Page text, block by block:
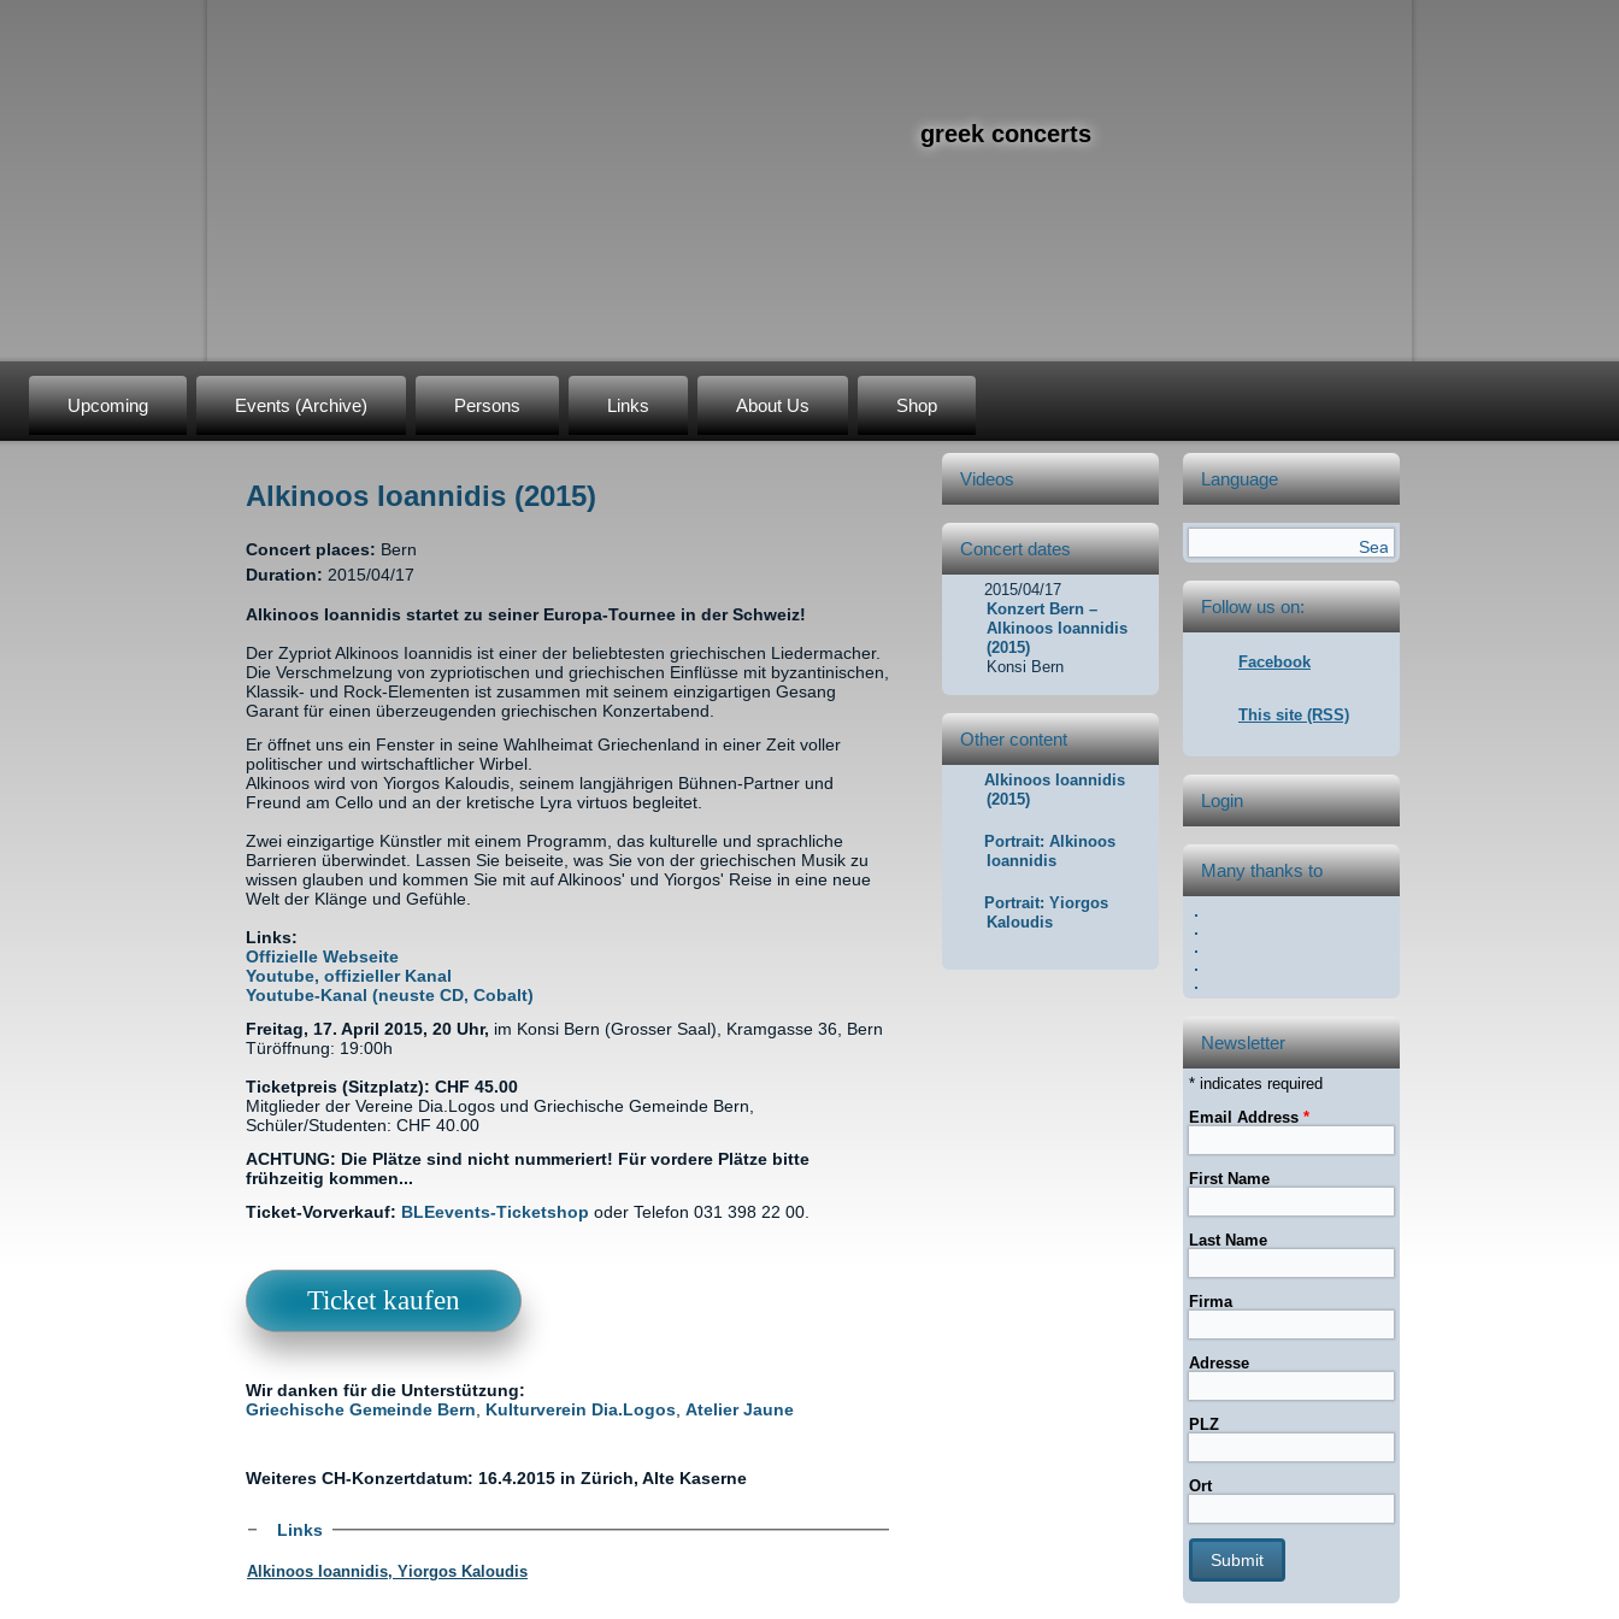
greek concerts
Upcoming Events (Archive) Persons Links About Us Shop
You are here
Alkinoos Ioannidis (2015)
Concert places: Bern
Duration: 2015/04/17
Alkinoos Ioannidis startet zu seiner Europa-Tournee in der Schweiz!
Der Zypriot Alkinoos Ioannidis ist einer der beliebtesten griechischen Liedermacher.
Die Verschmelzung von zypriotischen und griechischen Einflüsse mit byzantinischen,
Klassik- und Rock-Elementen ist zusammen mit seinem einzigartigen Gesang
Garant für einen überzeugenden griechischen Konzertabend.
Er öffnet uns ein Fenster in seine Wahlheimat Griechenland in einer Zeit voller
politischer und wirtschaftlicher Wirbel.
Alkinoos wird von Yiorgos Kaloudis, seinem langjährigen Bühnen-Partner und
Freund am Cello und an der kretische Lyra virtuos begleitet.
Zwei einzigartige Künstler mit einem Programm, das kulturelle und sprachliche
Barrieren überwindet. Lassen Sie beiseite, was Sie von der griechischen Musik zu
wissen glauben und kommen Sie mit auf Alkinoos' und Yiorgos' Reise in eine neue
Welt der Klänge und Gefühle.
Links:
Offizielle Webseite
Youtube, offizieller Kanal
Youtube-Kanal (neuste CD, Cobalt)
Freitag, 17. April 2015, 20 Uhr, im Konsi Bern (Grosser Saal), Kramgasse 36, Bern
Türöffnung: 19:00h
Ticketpreis (Sitzplatz): CHF 45.00
Mitglieder der Vereine Dia.Logos und Griechische Gemeinde Bern,
Schüler/Studenten: CHF 40.00
ACHTUNG: Die Plätze sind nicht nummeriert! Für vordere Plätze bitte
frühzeitig kommen...
Ticket-Vorverkauf: BLEevents-Ticketshop oder Telefon 031 398 22 00.
Wir danken für die Unterstützung:
Griechische Gemeinde Bern
Kulturverein Dia.Logos Atelier Jaune
Weiteres CH-Konzertdatum: 16.4.2015 in Zürich, Alte Kaserne
Show
Links
Alkinoos Ioannidis Yiorgos Kaloudis
Videos
Concert dates
2015/04/17
Konzert Bern –
Alkinoos Ioannidis
(2015)
Konsi Bern
Other content
Alkinoos Ioannidis
(2015)
Portrait: Alkinoos
Ioannidis
Portrait: Yiorgos
Kaloudis
Language
Search form
Follow us on:
Facebook
This site (RSS)
Login
Many thanks to
Newsletter
* indicates required
Email Address *
First Name
Last Name
Firma
Adresse
PLZ
Ort